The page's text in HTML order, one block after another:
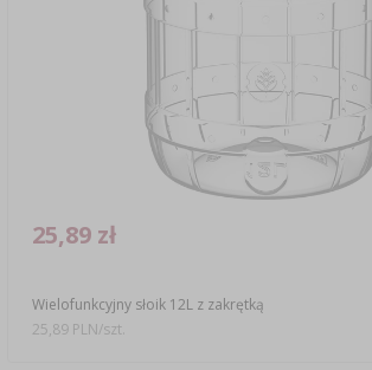
Wielofunkcyjny słoik 12L z zakrętką
25,89 zł
25,89 PLN/szt.